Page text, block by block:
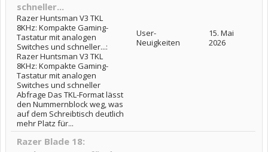
schneller...
Razer Huntsman V3 TKL
8KHz: Kompakte Gaming-
Tastatur mit analogen
Switches und schneller...:
Razer Huntsman V3 TKL
8KHz: Kompakte Gaming-
Tastatur mit analogen
Switches und schneller
Abfrage Das TKL-Format lässt
den Nummernblock weg, was
auf dem Schreibtisch deutlich
mehr Platz für...
User-
Neuigkeiten
15. Mai
2026
Razer Blade 18: